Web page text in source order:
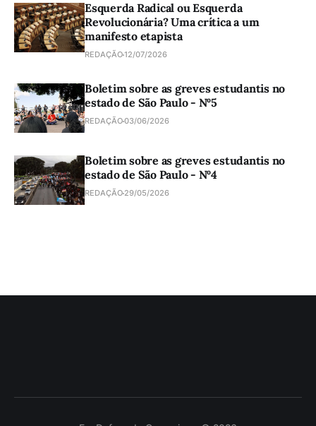
Esquerda Radical ou Esquerda
Revolucionária? Uma crítica a um
manifesto etapista
REDAÇÃO12/07/2026
Boletim sobre as greves estudantis no
estado de São Paulo - Nº5
REDAÇÃO03/06/2026
Boletim sobre as greves estudantis no
estado de São Paulo - Nº4
REDAÇÃO 29/05/2026